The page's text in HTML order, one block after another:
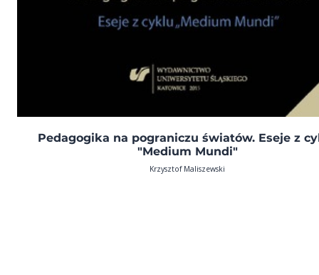
Pedagogika na pograniczu światów. Eseje z
"Medium Mundi"
Krzysztof Maliszewski